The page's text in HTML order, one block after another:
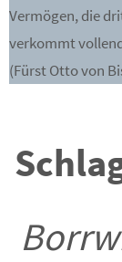
Vermögen, die
verkommt
(Fürst Otto von